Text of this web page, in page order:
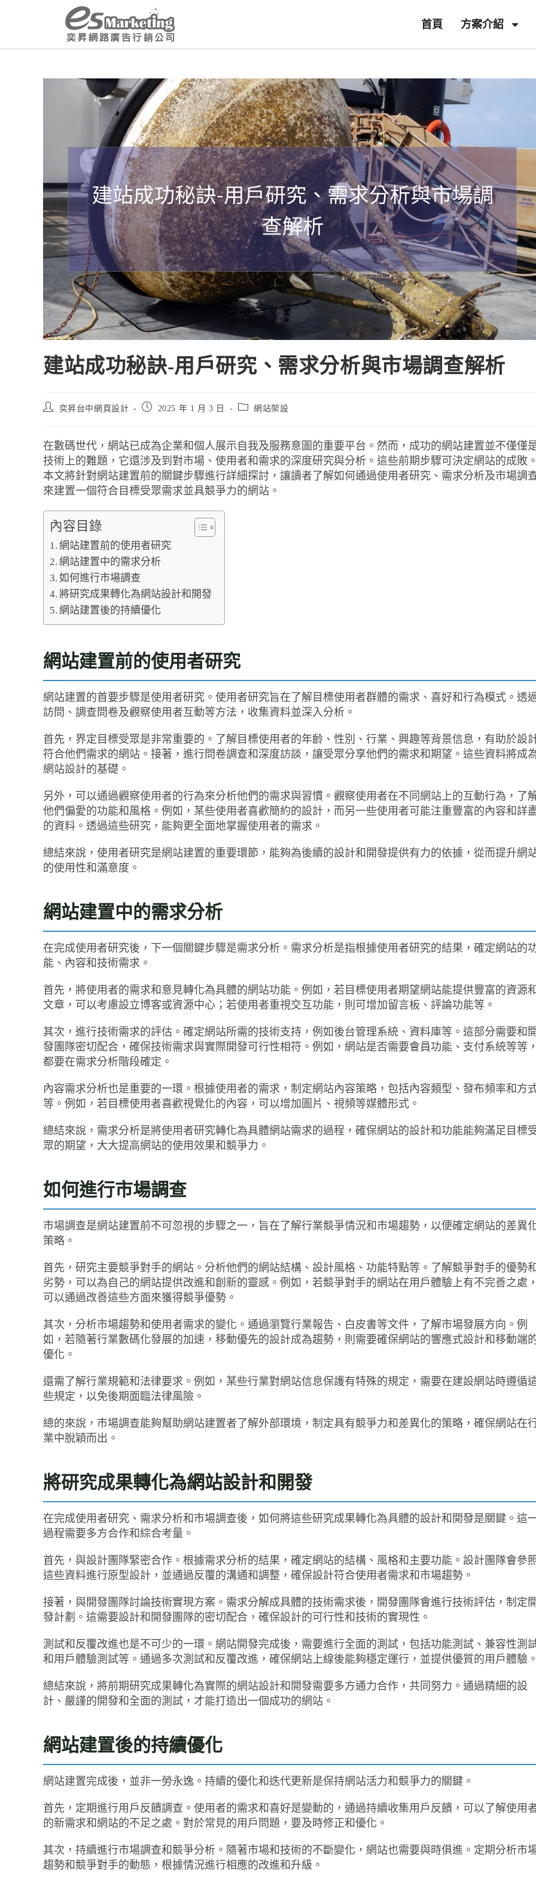
首頁 方案介紹
建站成功秘訣-用戶研究、需求分析與市場調查解析
奕昇台中網頁設計 2025 年 1 月 3 日 網站架設
在數碼世代，網站已成為企業和個人展示自我及服務意圖的重要平台。然而，成功的網站建置並不僅僅
技術上的難題，它還涉及到對市場、使用者和需求的深度研究與分析。這些前期步驟可決定網站的成敗。
本文將針對網站建置前的關鍵步驟進行詳細探討，讓讀者了解如何通過使用者研究、需求分析及市場調
來建置一個符合目標受眾需求並具競爭力的網站。
內容目錄
網站建置前的使用者研究
網站建置中的需求分析
如何進行市場調查
將研究成果轉化為網站設計和開發
網站建置後的持續優化
網站建置前的使用者研究
網站建置的首要步驟是使用者研究。使用者研究旨在了解目標使用者群體的需求、喜好和行為模式。透
訪問、調查問卷及觀察使用者互動等方法，收集資料並深入分析。
首先，界定目標受眾是非常重要的。了解目標使用者的年齡、性別、行業、興趣等背景信息，有助於設
符合他們需求的網站。接著，進行問卷調查和深度訪談，讓受眾分享他們的需求和期望。這些資料將成
網站設計的基礎。
另外，可以通過觀察使用者的行為來分析他們的需求與習慣。觀察使用者在不同網站上的互動行為，了
他們偏愛的功能和風格。例如，某些使用者喜歡簡約的設計，而另一些使用者可能注重豐富的內容和詳
的資料。透過這些研究，能夠更全面地掌握使用者的需求。
總結來說，使用者研究是網站建置的重要環節，能夠為後續的設計和開發提供有力的依據，從而提升網
的使用性和滿意度。
網站建置中的需求分析
在完成使用者研究後，下一個關鍵步驟是需求分析。需求分析是指根據使用者研究的結果，確定網站的
能、內容和技術需求。
首先，將使用者的需求和意見轉化為具體的網站功能。例如，若目標使用者期望網站能提供豐富的資源和
文章，可以考慮設立博客或資源中心；若使用者重視交互功能，則可增加留言板、評論功能等。
其次，進行技術需求的評估。確定網站所需的技術支持，例如後台管理系統、資料庫等。這部分需要和
發團隊密切配合，確保技術需求與實際開發可行性相符。例如，網站是否需要會員功能、支付系統等等，
都要在需求分析階段確定。
內容需求分析也是重要的一環。根據使用者的需求，制定網站內容策略，包括內容類型、發布頻率和方
等。例如，若目標使用者喜歡視覺化的內容，可以增加圖片、視頻等媒體形式。
總結來說，需求分析是將使用者研究轉化為具體網站需求的過程，確保網站的設計和功能能夠滿足目標
眾的期望，大大提高網站的使用效果和競爭力。
如何進行市場調查
市場調查是網站建置前不可忽視的步驟之一，旨在了解行業競爭情況和市場趨勢，以便確定網站的差異
策略。
首先，研究主要競爭對手的網站。分析他們的網站結構、設計風格、功能特點等。了解競爭對手的優勢和
劣勢，可以為自己的網站提供改進和創新的靈感。例如，若競爭對手的網站在用戶體驗上有不完善之處，
可以通過改善這些方面來獲得競爭優勢。
其次，分析市場趨勢和使用者需求的變化。通過瀏覽行業報告、白皮書等文件，了解市場發展方向。例
如，若隨著行業數碼化發展的加速，移動優先的設計成為趨勢，則需要確保網站的響應式設計和移動端
優化。
還需了解行業規範和法律要求。例如，某些行業對網站信息保護有特殊的規定，需要在建設網站時遵循
些規定，以免後期面臨法律風險。
總的來說，市場調查能夠幫助網站建置者了解外部環境，制定具有競爭力和差異化的策略，確保網站在
業中脫穎而出。
將研究成果轉化為網站設計和開發
在完成使用者研究、需求分析和市場調查後，如何將這些研究成果轉化為具體的設計和開發是關鍵。這
過程需要多方合作和綜合考量。
首先，與設計團隊緊密合作。根據需求分析的結果，確定網站的結構、風格和主要功能。設計團隊會參
這些資料進行原型設計，並通過反覆的溝通和調整，確保設計符合使用者需求和市場趨勢。
接著，與開發團隊討論技術實現方案。需求分解成具體的技術需求後，開發團隊會進行技術評估，制定
發計劃。這需要設計和開發團隊的密切配合，確保設計的可行性和技術的實現性。
測試和反覆改進也是不可少的一環。網站開發完成後，需要進行全面的測試，包括功能測試、兼容性測
和用戶體驗測試等。通過多次測試和反覆改進，確保網站上線後能夠穩定運行，並提供優質的用戶體驗。
總結來說，將前期研究成果轉化為實際的網站設計和開發需要多方通力合作，共同努力。通過精細的設
計、嚴謹的開發和全面的測試，才能打造出一個成功的網站。
網站建置後的持續優化
網站建置完成後，並非一勞永逸。持續的優化和迭代更新是保持網站活力和競爭力的關鍵。
首先，定期進行用戶反饋調查。使用者的需求和喜好是變動的，通過持續收集用戶反饋，可以了解使用
的新需求和網站的不足之處。對於常見的用戶問題，要及時修正和優化。
其次，持續進行市場調查和競爭分析。隨著市場和技術的不斷變化，網站也需要與時俱進。定期分析市
趨勢和競爭對手的動態，根據情況進行相應的改進和升級。